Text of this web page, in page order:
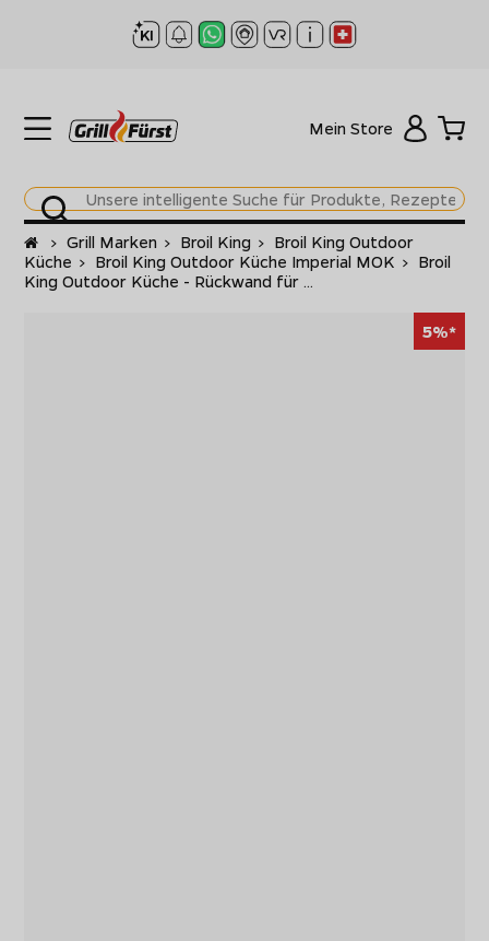
Mein Store
Startseite
> Grill Marken > Broil King > Broil King Outdoor
Küche > Broil King Outdoor Küche Imperial MOK > Broil
King Outdoor Küche - Rückwand für ...
5%*